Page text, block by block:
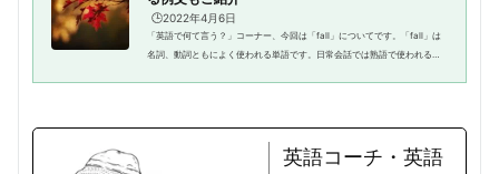
🕒️2022年4月6日
「英語で何て言う？」コーナー、今回は「fall」についてです。「fall」は
名詞、動詞ともによく使われる単語です。日常会話では熟語で使われるこ
英語コーチ・英語